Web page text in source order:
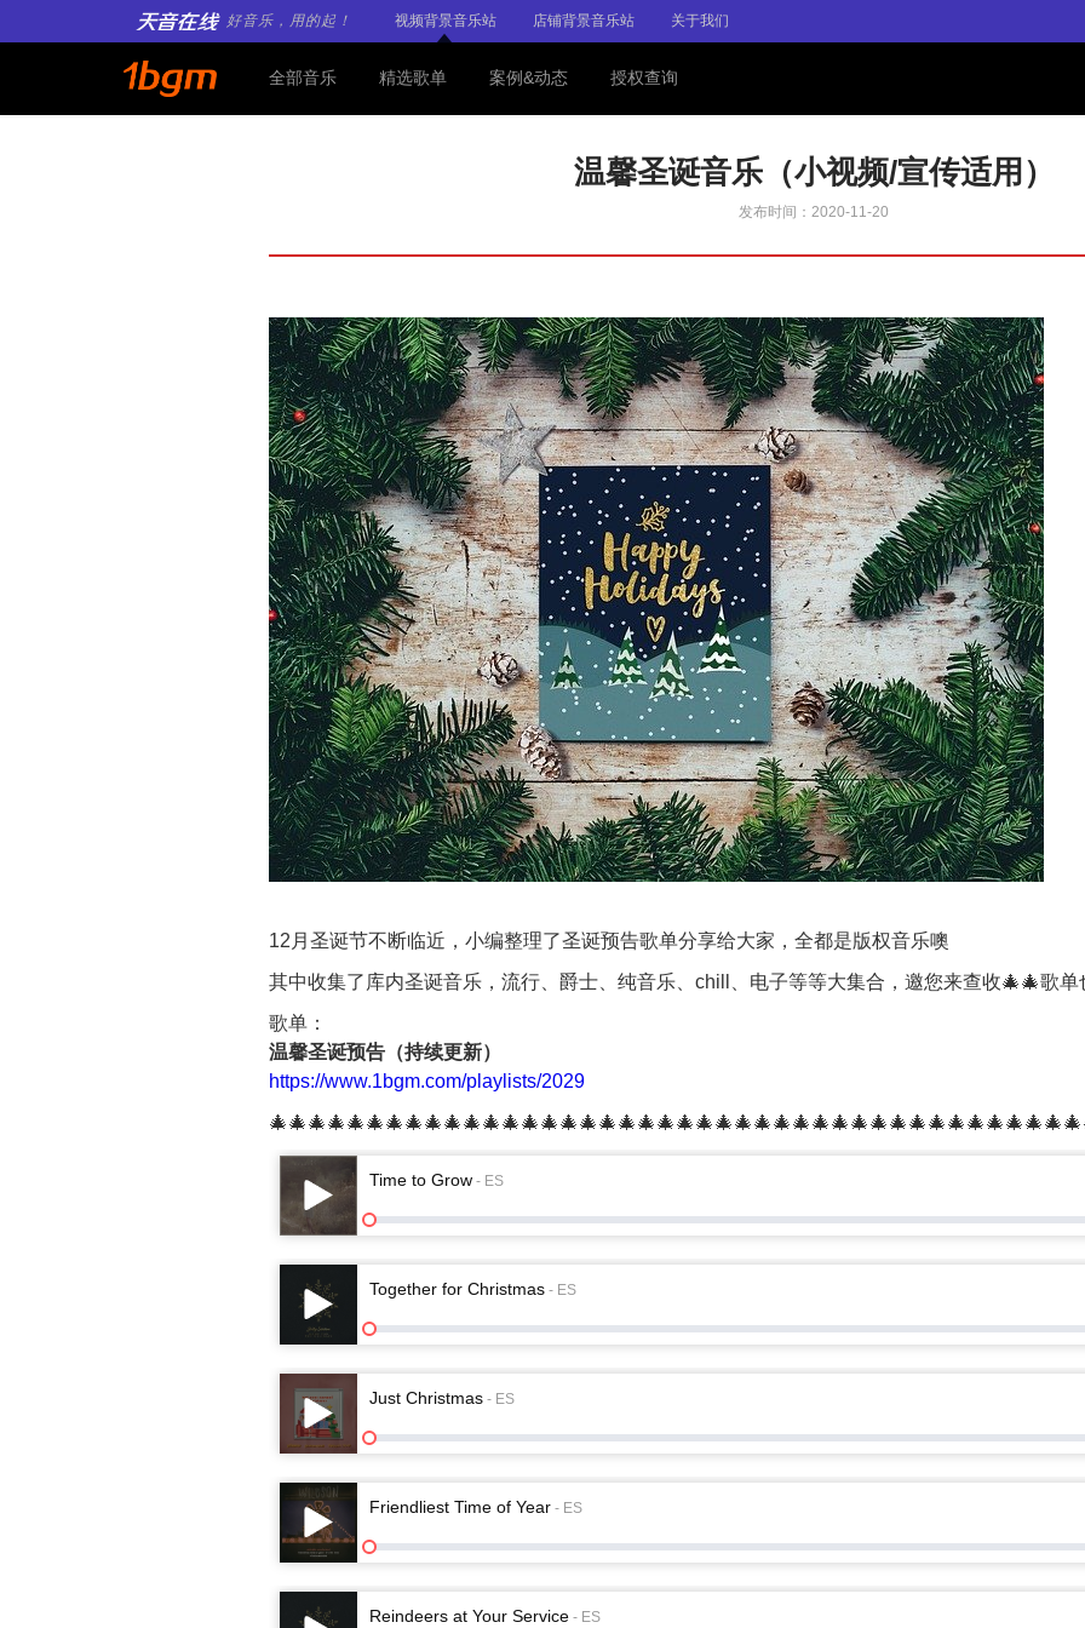
好音乐，用的起！ 视频背景音乐站 店铺背景音乐站 关于我们
全部音乐 精选歌单 案例&动态 授权查询
温馨圣诞音乐（小视频/宣传适用）
发布时间：2020-11-20
12月圣诞节不断临近，小编整理了圣诞预告歌单分享给大家，全都是版权音乐噢
其中收集了库内圣诞音乐，流行、爵士、纯音乐、chill、电子等等大集合，邀您来查收🎄🎄歌单
歌单：
温馨圣诞预告（持续更新）
https://www.1bgm.com/playlists/2029